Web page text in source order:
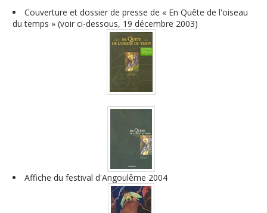
Couverture et dossier de presse de « En Quête de l'oiseau
du temps » (voir ci-dessous, 19 décembre 2003)
Affiche du festival d'Angoulême 2004